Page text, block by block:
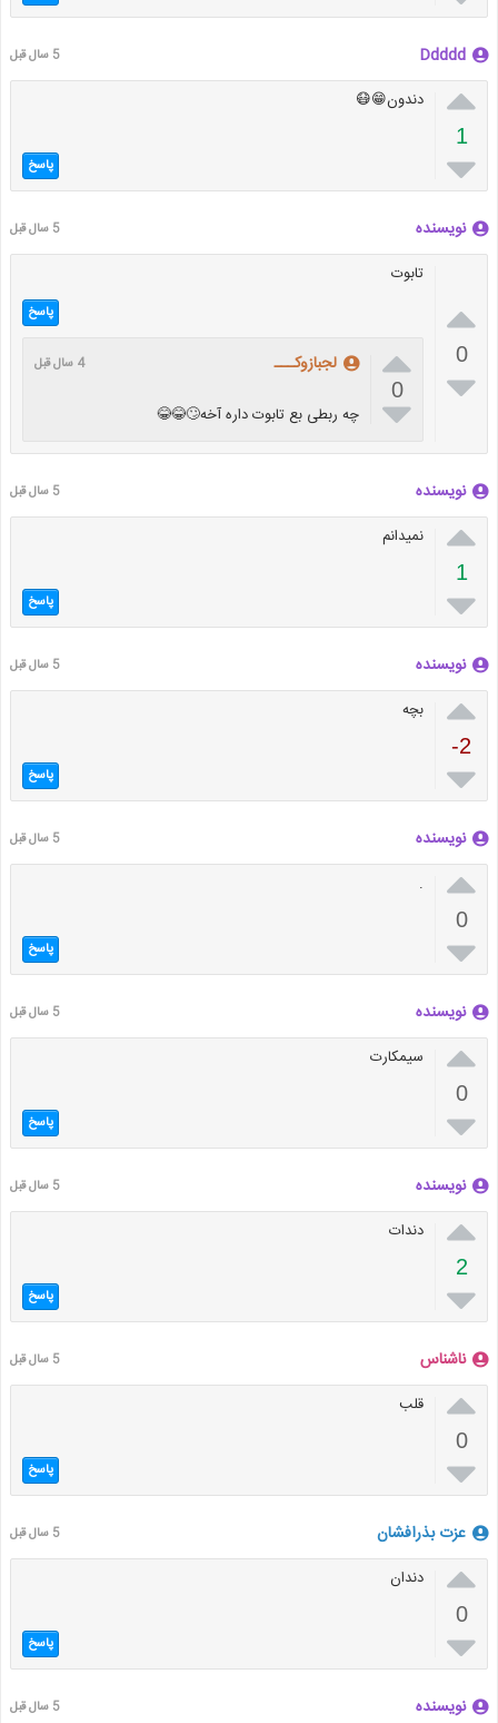
Ddddd 5 سال قبل

1

دندون😁😷
پاسخ
نویسنده 5 سال قبل

0

تابوت
پاسخ

0

لجبازوکـــ 4 سال قبل
چه ربطی بع تابوت داره آخه🙄😂😂
نویسنده 5 سال قبل

1

نمیدانم
پاسخ
نویسنده 5 سال قبل

-2

بچه
پاسخ
نویسنده 5 سال قبل

0

.
پاسخ
نویسنده 5 سال قبل

0

سیمکارت
پاسخ
نویسنده 5 سال قبل

2

دندات
پاسخ
ناشناس 5 سال قبل

0

قلب
پاسخ
عزت بذرافشان 5 سال قبل

0

دندان
پاسخ
نویسنده 5 سال قبل